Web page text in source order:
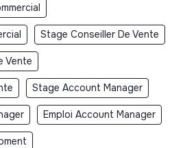
Stage Conseiller De Vente
Vente
Stage Account Manager
Emploi Account Manager